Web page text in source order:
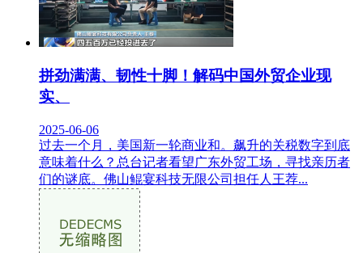
拼劲满满、韧性十脚！解码中国外贸企业现
实、
2025-06-06
过去一个月，美国新一轮商业和。飙升的关税数字到底
意味着什么？总台记者看望广东外贸工场，寻找亲历者
们的谜底。佛山鲲宴科技无限公司担任人王荐...